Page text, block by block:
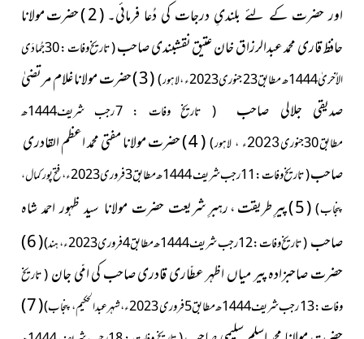
اور حضرت کے لئے بلندیِ درجات کی دُعا فرمائی۔
( 2 ) حضرت مولانا
حافظ قاری محمد عبدالرزاق خان عتیق نقشبندی صاحب
( تاریخ وفات : 30جُمادَی
الاُخریٰ1444ھ مطابق 23 جنوری 2023ء ،
لاہور)
( 3 ) حضرت مولانا غلام مرتضیٰ
صدیقی جلالی صاحب
( تاریخ وفات : 7رجب شریف1444ھ
مطابق 30جنوری
2023ء ، لاہور)
( 4 ) حضرت مولانا مفتی محمد اعظم القادری
صاحب( تاریخ وفات : 11 رجب شریف 1444ھ مطابق 3فروری 2023ء ،
فتح پور کمال ،
پنجاب)( 5 ) پیرِ طریقت ، رہبرِ
شریعت حضرت مولانا سید ظہور احمد شاہ
صاحب( تاریخ وفات : 12 رجب شریف1444ھ مطابق 4فروری 2023ء ، ہند)
( 6 )
حضرت صاحبزادہ پیر میاں اظہر عطّاری قادری صاحب کی امّی جان( تاریخ
وفات : 13 رجب شریف 1444ھ مطابق 5فروری 2023ء ، شہر عبدالحکیم ،
پنجاب)
( 7 )